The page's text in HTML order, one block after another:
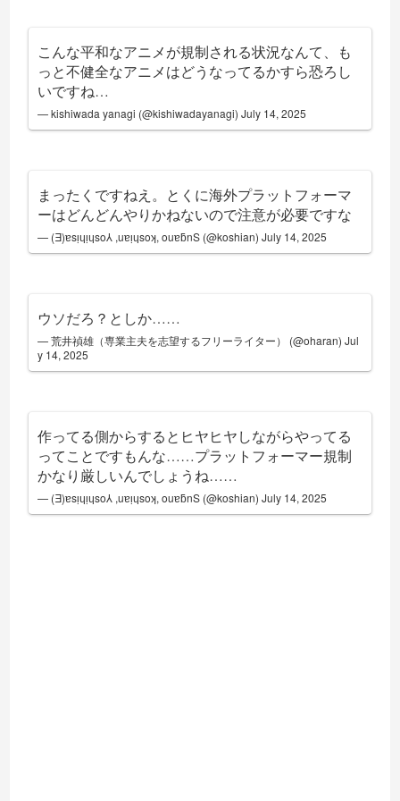
こんな平和なアニメが規制される状況なんて、も
っと不健全なアニメはどうなってるかすら恐ろし
いですね…
— kishiwada yanagi (@kishiwadayanagi)July 14, 2025
まったくですねえ。とくに海外プラットフォーマ
ーはどんどんやりかねないので注意が必要ですな
— (Ǝ)ɐsᴉɥᴉɥso⅄ ,uɐᴉɥsoʞ, ouɐƃnS (@koshian)July 14, 2025
ウソだろ？としか……
— 荒井禎雄（専業主夫を志望するフリーライター） (@oharan)Jul
y 14, 2025
作ってる側からするとヒヤヒヤしながらやってる
ってことですもんな……プラットフォーマー規制
かなり厳しいんでしょうね……
— (Ǝ)ɐsᴉɥᴉɥso⅄ ,uɐᴉɥsoʞ, ouɐƃnS (@koshian)July 14, 2025